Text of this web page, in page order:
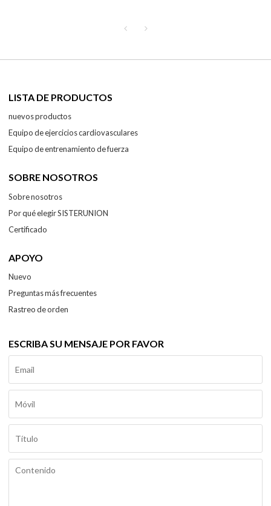
LISTA DE PRODUCTOS
nuevos productos
Equipo de ejercicios cardiovasculares
Equipo de entrenamiento de fuerza
SOBRE NOSOTROS
Sobre nosotros
Por qué elegir SISTERUNION
Certificado
APOYO
Nuevo
Preguntas más frecuentes
Rastreo de orden
ESCRIBA SU MENSAJE POR FAVOR